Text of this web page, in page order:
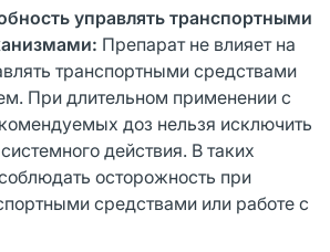
управлять транспортными
Препарат не влияет на
транспортными средствами
При длительном применении с
доз нельзя исключить
действия. В таких
осторожность при
средствами или работе с